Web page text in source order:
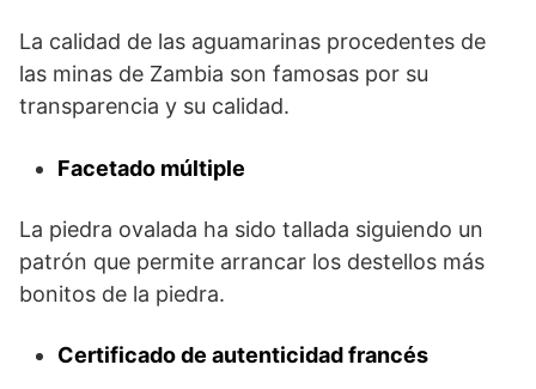
La calidad de las aguamarinas procedentes de
las minas de Zambia son famosas por su
transparencia y su calidad.
Facetado múltiple
La piedra ovalada ha sido tallada siguiendo un
patrón que permite arrancar los destellos más
bonitos de la piedra.
Certificado de autenticidad francés